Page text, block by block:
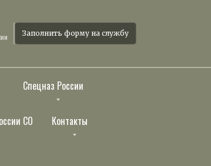
Заполнить форму на службу
Спецназ России
СО Контакты